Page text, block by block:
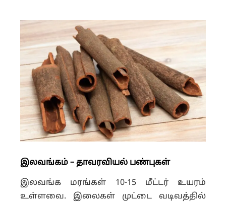
இலவங்கம் – தாவரவியல் பண்புகள்
இலவங்க மரங்கள் 10-15 மீட்டர் உயரம்
உள்ளவை. இலைகள் முட்டை வடிவத்தில்